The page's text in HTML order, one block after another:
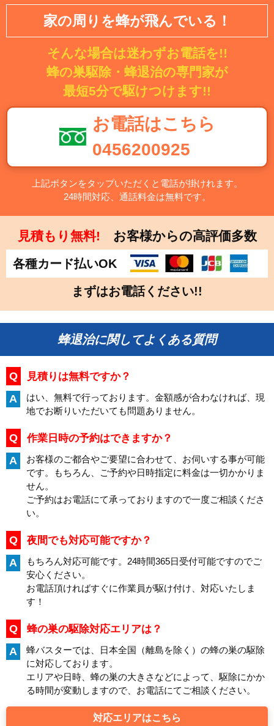
家の周りを蜂が飛んでいる！
そんな場合は迷わずお電話を!!
蜂の巣駆除・蜂退治の専門家が
最短5分で駆けつけます!!
お電話はこちら
0456200925
上記ボタンをタップいただくと電話が掛けれます。
24時間対応、通話料金は無料です。
見積もり無料! お客様からの高評価多数
各種カード払いOK
まずはお電話ください!!
蜂退治に関してよくある質問
Q 見積りは無料ですか？
A
はい、無料で行っております。金額感が合わなければ、現
地でお断りいただいても問題ありません。
Q 作業日時の予約はできますか？
A
お客様のご都合やご要望に合わせて、お伺いする事が可能
です。もちろん、ご予約や日時指定に料金は一切かかりま
せん。
ご予約はお電話にて承っておりますので一度ご相談くださ
い。
Q 夜間でも対応可能ですか？
A
もちろん対応可能です。24時間365日受付可能ですのでご
安心ください。
お電話頂ければすぐに作業員が駆け付け、対応いたしま
す！
Q 蜂の巣の駆除対応エリアは？
A
蜂バスターでは、日本全国（離島を除く）の蜂の巣の駆除
に対応しております。
エリアや日時、蜂の巣の大きさなどによって、駆除にかか
る時間が変動しますので、お電話にてご相談ください。
対応エリアはこちら